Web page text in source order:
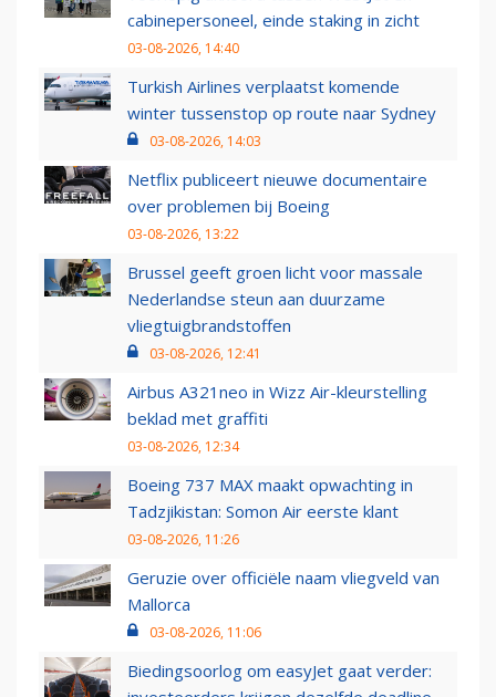
cabinepersoneel, einde staking in zicht
03-08-2026, 14:40
Turkish Airlines verplaatst komende
winter tussenstop op route naar Sydney
03-08-2026, 14:03
Netflix publiceert nieuwe documentaire
over problemen bij Boeing
03-08-2026, 13:22
Brussel geeft groen licht voor massale
Nederlandse steun aan duurzame
vliegtuigbrandstoffen
03-08-2026, 12:41
Airbus A321neo in Wizz Air-kleurstelling
beklad met graffiti
03-08-2026, 12:34
Boeing 737 MAX maakt opwachting in
Tadzjikistan: Somon Air eerste klant
03-08-2026, 11:26
Geruzie over officiële naam vliegveld van
Mallorca
03-08-2026, 11:06
Biedingsoorlog om easyJet gaat verder: